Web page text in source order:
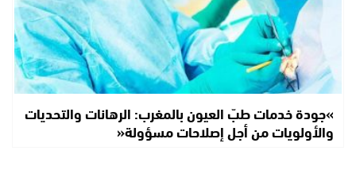
»جودة خدمات طبّ العيون بالمغرب: الرهانات والتحديات
والأولويات من أجل إصلاحات مسؤولة«